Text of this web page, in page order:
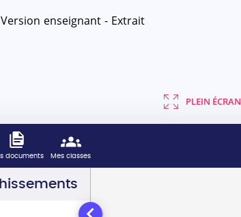
Version enseignant - Extrait
PLEIN ÉCRAN